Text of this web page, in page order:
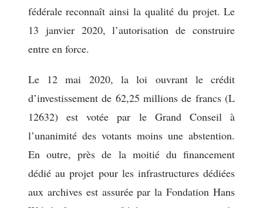
fédérale reconnaît ainsi la qualité du projet. Le
13 janvier 2020, l’autorisation de construire
entre en force.
Le 12 mai 2020, la loi ouvrant le crédit
d’investissement de 62,25 millions de francs (L
12632) est votée par le Grand Conseil à
l’unanimité des votants moins une abstention.
En outre, près de la moitié du financement
dédié au projet pour les infrastructures dédiées
aux archives est assurée par la Fondation Hans